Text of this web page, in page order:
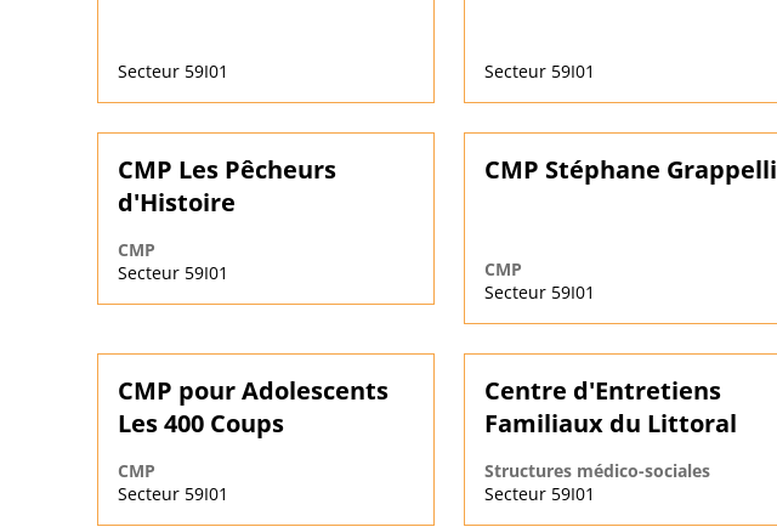
Secteur 59I01 Secteur 59I01
CMP Les Pêcheurs
d'Histoire
CMP
Secteur 59I01
CMP Stéphane Grappelli
CMP
Secteur 59I01
CMP pour Adolescents
Les 400 Coups
CMP
Secteur 59I01
Centre d'Entretiens
Familiaux du Littoral
Structures médico-sociales
Secteur 59I01